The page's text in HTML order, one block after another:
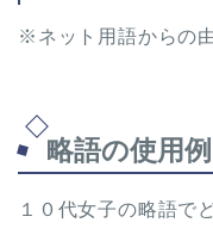
※ネット用語からの
略語の使用例
１０代女子の略語で